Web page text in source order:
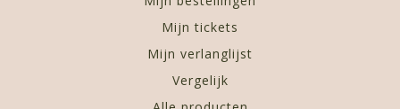
Mijn tickets
Mijn verlanglijst
Vergelijk